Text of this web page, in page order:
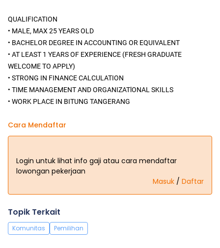
QUALIFICATION
• MALE, MAX 25 YEARS OLD
• BACHELOR DEGREE IN ACCOUNTING OR EQUIVALENT
• AT LEAST 1 YEARS OF EXPERIENCE (FRESH GRADUATE
WELCOME TO APPLY)
• STRONG IN FINANCE CALCULATION
• TIME MANAGEMENT AND ORGANIZATlONAL SKILLS
• WORK PLACE IN BITUNG TANGERANG
Cara Mendaftar
Login untuk lihat info gaji atau cara mendaftar
lowongan pekerjaan
Masuk / Daftar
Topik Terkait
Komunitas Pemilihan